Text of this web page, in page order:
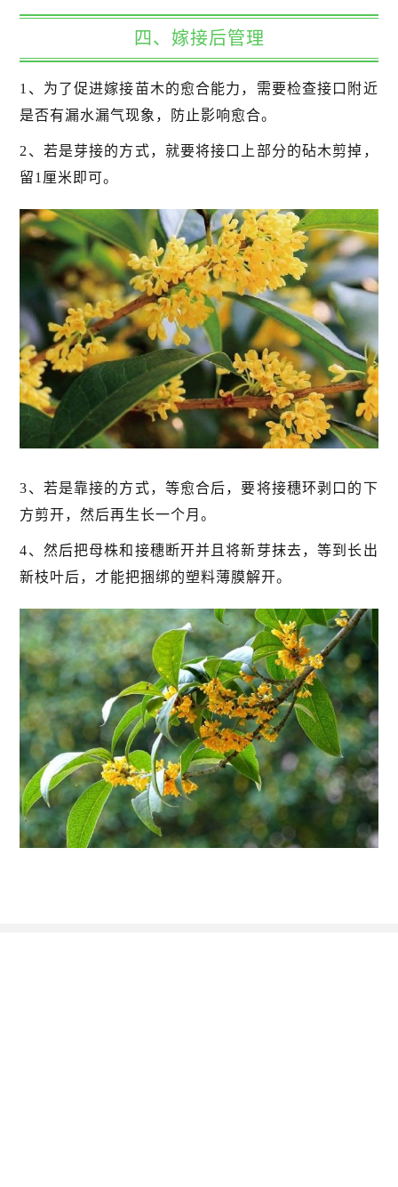
四、嫁接后管理
1、为了促进嫁接苗木的愈合能力，需要检查接口附近
是否有漏水漏气现象，防止影响愈合。
2、若是芽接的方式，就要将接口上部分的砧木剪掉，
留1厘米即可。
3、若是靠接的方式，等愈合后，要将接穗环剥口的下
方剪开，然后再生长一个月。
4、然后把母株和接穗断开并且将新芽抹去，等到长出
新枝叶后，才能把捆绑的塑料薄膜解开。